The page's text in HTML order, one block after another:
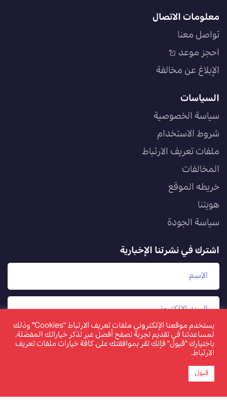
معلومات الاتصال
تواصل معنا
احجز موعد
الإبلاغ عن مخالفة
السياسات
سياسة الخصوصية
شروط الاستخدام
ملفات تعريف الارتباط
المخالفات
خريطه الموقع
هويتنا
سياسة الجودة
اشترك في نشرتنا الإخبارية
يستخدم موقعنا الإلكتروني ملفات تعريف الارتباط "Cookies" وذلك
لمساعدتنا في تقديم تجربة تصفح أفضل عبر تذكر خياراتك المفضلة.
باختيارك "قبول" فإنك تقر بموافقتك على كافة خيارات ملفات تعريف
الارتباط.
قبول